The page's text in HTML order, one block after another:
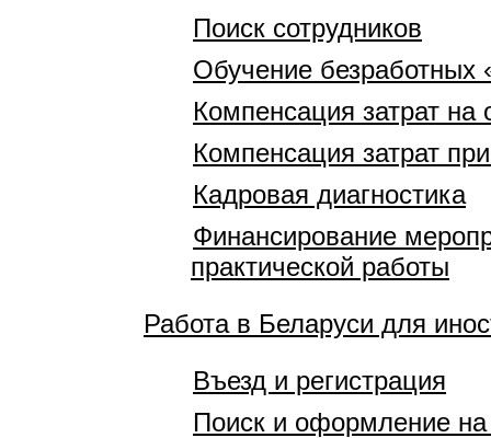
Поиск сотрудников
Обучение безработных
Компенсация затрат на
Компенсация затрат
Кадровая диагностика
Финансирование
практической работы
Работа в Беларуси для
Въезд и регистрация
Поиск и оформление на